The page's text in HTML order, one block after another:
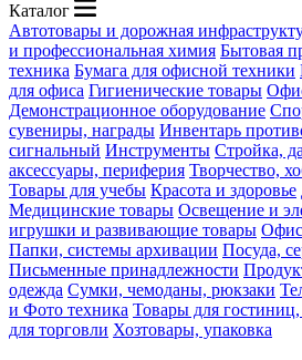
Каталог
Автотовары и дорожная
и профессиональная химия Бытовая
техника Бумага для офисной техники
для офиса Гигиенические товары
Демонстрационное оборудование
сувениры, награды Инвентарь
сигнальный Инструменты Стройка,
аксессуары, периферия Творчество,
Товары для учебы Красота и здоровье
Медицинские товары Освещение и
игрушки и развивающие товары
Папки, системы архивации Посуда,
Письменные принадлежности
одежда Сумки, чемоданы, рюкзаки
и Фото техника Товары для
для торговли Хозтовары, упаковка